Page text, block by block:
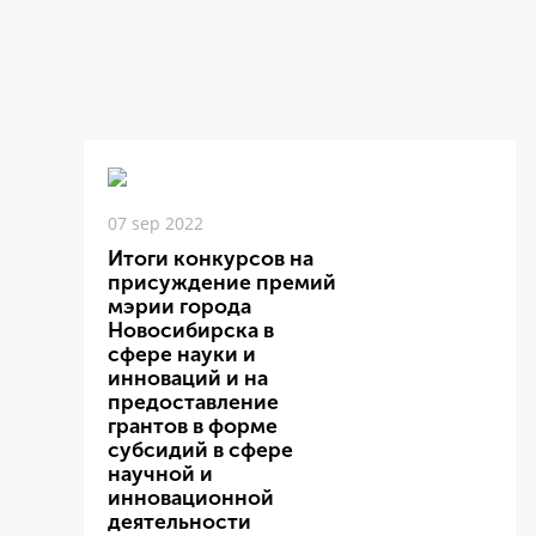
07 sep 2022
Итоги конкурсов на
присуждение премий
мэрии города
Новосибирска в
сфере науки и
инноваций и на
предоставление
грантов в форме
субсидий в сфере
научной и
инновационной
деятельности